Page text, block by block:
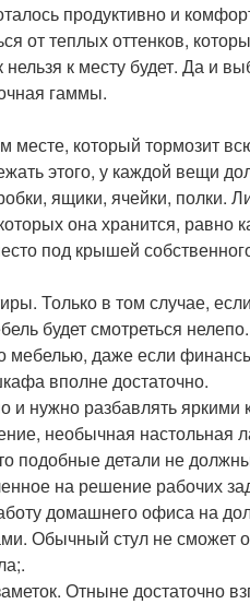
продуктивно и
от теплых оттенков,
к месту будет. Да и
гаммы.
месте, который тормозит
этого, у каждой вещи
ящики, ячейки, полки.
она хранится, равно
под крышей
Только в том случае,
будет смотреться нелепо.
мебелью, даже если
вполне достаточно.
и нужно разбавлять
необычная
подобные детали не
на решение рабочих
домашнего офиса на
Обычный стул не сможет
Отныне достаточно